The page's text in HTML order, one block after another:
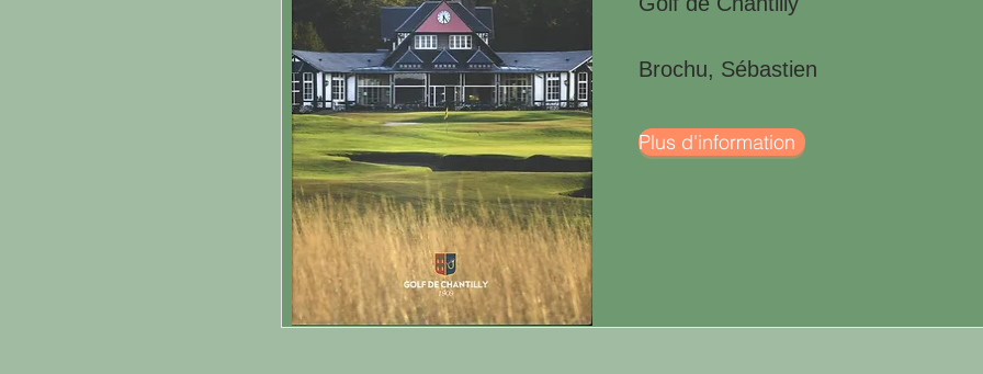
Brochu, Sébastien
Plus d'information